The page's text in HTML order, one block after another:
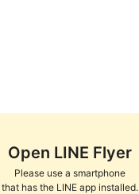
Open LINE Flyer
Please use a smartphone
that has the LINE app installed.